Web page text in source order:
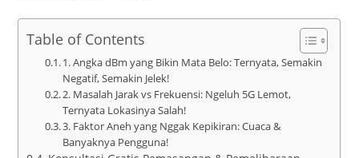
Table of Contents
1. Angka dBm yang Bikin Mata Belo: Ternyata, Semakin
Negatif, Semakin Jelek!
2. Masalah Jarak vs Frekuensi: Ngeluh 5G Lemot,
Ternyata Lokasinya Salah!
3. Faktor Aneh yang Nggak Kepikiran: Cuaca &
Banyaknya Pengguna!